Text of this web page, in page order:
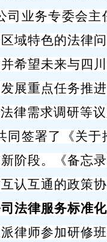
司业务专委会
域特色的法律
希望未来与四
展重点任务推
律需求调研等议
同签署了
《关
阶段。《备忘
认互通的政策
法律服务标准
律师参加研修